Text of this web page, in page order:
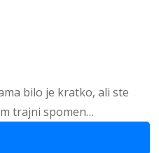
bilo je kratko, ali ste
trajni spomen…